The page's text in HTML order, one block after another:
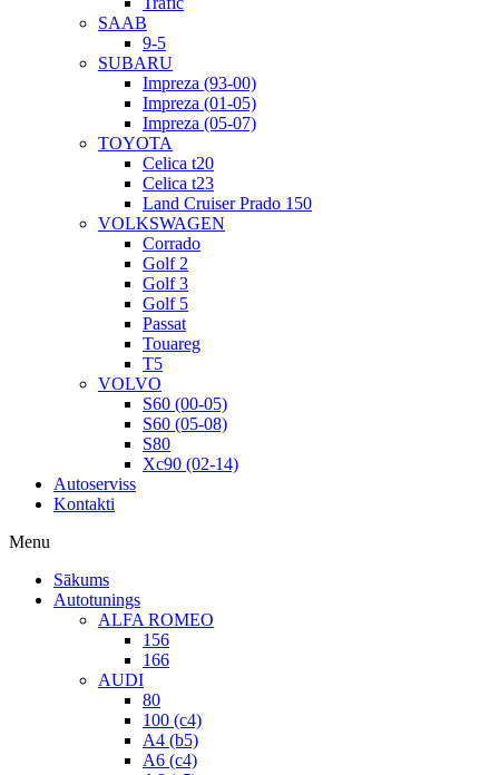
SAAB
9-5
SUBARU
Impreza (93-00)
Impreza (01-05)
Impreza (05-07)
TOYOTA
Celica t20
Celica t23
Land Cruiser Prado 150
VOLKSWAGEN
Corrado
Golf 2
Golf 3
Golf 5
Passat
Touareg
T5
VOLVO
S60 (00-05)
S60 (05-08)
S80
Xc90 (02-14)
Autoserviss
Kontakti
Menu
Sākums
Autotunings
ALFA ROMEO
156
166
AUDI
80
100 (c4)
A4 (b5)
A6 (c4)